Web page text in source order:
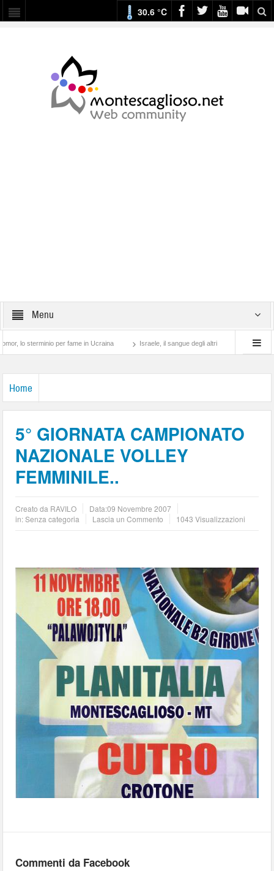
30.6 °C
Menu
per fame in Ucraina Israele, il sangue degli altri Lotta di classe…
Home
5° GIORNATA CAMPIONATO
NAZIONALE VOLLEY
FEMMINILE..
Creato da RAVILO Data:09 Novembre 2007
in: Senza categoria
Lascia un Commento 1043 Visualizzazioni
Commenti da Facebook